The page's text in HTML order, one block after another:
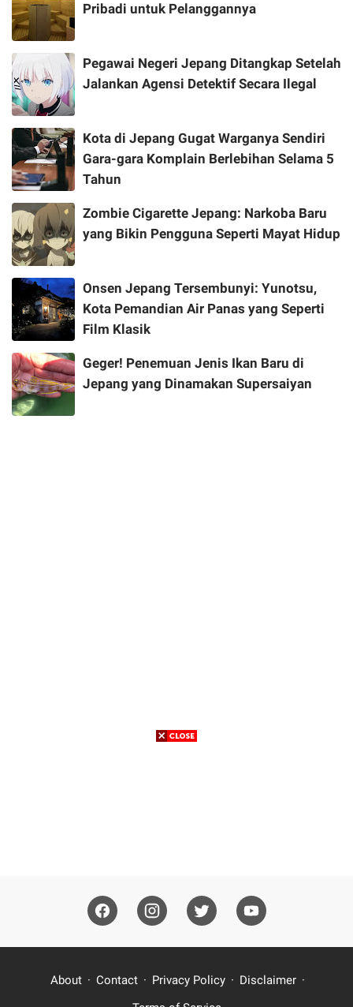
Pribadi untuk Pelanggannya
Pegawai Negeri Jepang Ditangkap Setelah
Jalankan Agensi Detektif Secara Ilegal
Kota di Jepang Gugat Warganya Sendiri
Gara-gara Komplain Berlebihan Selama 5
Tahun
Zombie Cigarette Jepang: Narkoba Baru
yang Bikin Pengguna Seperti Mayat Hidup
Onsen Jepang Tersembunyi: Yunotsu,
Kota Pemandian Air Panas yang Seperti
Film Klasik
Geger! Penemuan Jenis Ikan Baru di
Jepang yang Dinamakan Supersaiyan
About Contact Privacy Policy
Disclaimer